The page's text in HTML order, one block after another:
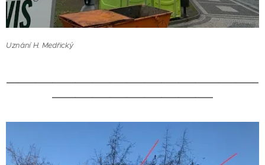
Uznání H. Medřický